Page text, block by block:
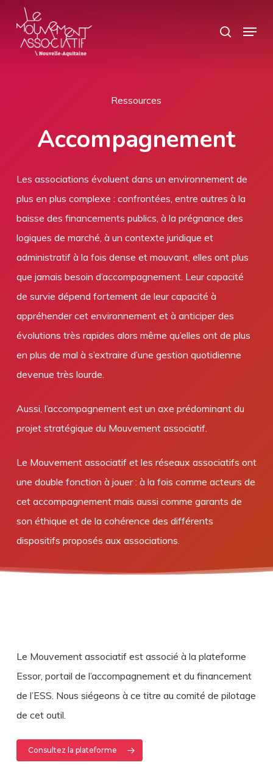
search
Menu
Ressources
Accompagnement
Les associations évoluent dans un environnement de
plus en plus complexe : confrontées, entre autres à la
baisse des financements publics, à la prégnance des
logiques de marché, à un contexte juridique et
administratif à la fois dense et mouvant, elles ont plus
que jamais besoin d’accompagnement. Leur capacité
de survie dépend fortement de leur capacité à
appréhender cet environnement et à anticiper des
évolutions très rapides alors même qu’elles ont de plus
en plus de mal à s’extraire d’une gestion quotidienne
devenue très lourde.
Aussi, l’accompagnement est un axe prédominant du
projet stratégique du Mouvement associatif.
Le Mouvement associatif et les réseaux associatifs ont
une double fonction à jouer : à la fois comme acteurs de
cet accompagnement mais aussi comme garants de
son éthique et de la cohérence des différents
dispositifs proposés aux associations.
Le Mouvement associatif est associé à la plateforme
Essor, portail de l’accompagnement et du financement
de l’ESS. Nous siégeons à ce titre au comité de pilotage
de cet outil.
Consultez la plateforme
Close
Panneau de gestion des cookies